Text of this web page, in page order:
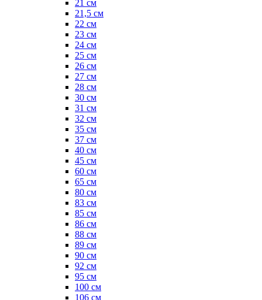
21 см
21,5 см
22 см
23 см
24 см
25 см
26 см
27 см
28 см
30 см
31 см
32 см
35 см
37 см
40 см
45 см
60 см
65 см
80 см
83 см
85 см
86 см
88 см
89 см
90 см
92 см
95 см
100 см
106 см